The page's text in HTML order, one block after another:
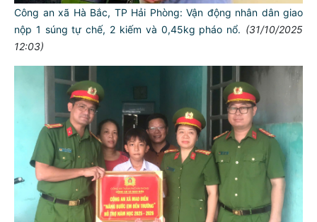
Công an xã Hà Bắc, TP Hải Phòng: Vận động nhân dân giao
nộp 1 súng tự chế, 2 kiếm và 0,45kg pháo nổ. (31/10/2025
12:03)